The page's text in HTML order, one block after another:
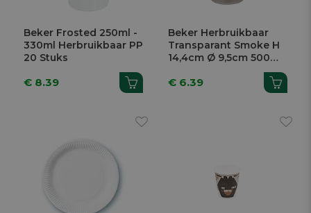
Beker Frosted 250ml -
330ml Herbruikbaar PP
20 Stuks
€ 8.39
Beker Herbruikbaar
Transparant Smoke H
14,4cm Ø 9,5cm 500ml
€ 6.39